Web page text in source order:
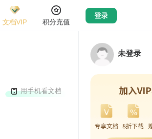
文档VIP
积分充值
登录
用手机看文档
未登录